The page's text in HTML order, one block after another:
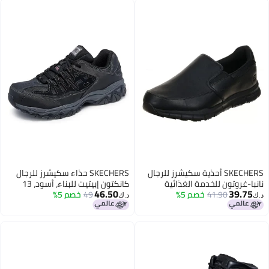
SKECHERS أحذية سكيشرز للرجال
نانبا-غروتون للخدمة الغذائية
د.ك‏39.75
41.90خصم 5%
SKECHERS حذاء سكيشرز للرجال
كانكتون إبيتيت للبناء، أسود، 13
د.ك‏46.50
49 خصم 5%